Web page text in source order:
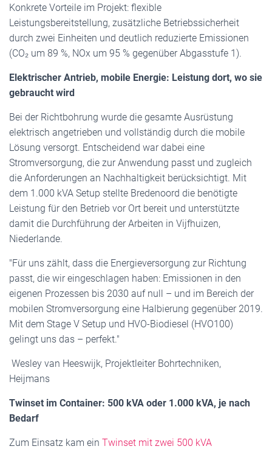
Konkrete Vorteile im Projekt: flexible
Leistungsbereitstellung, zusätzliche Betriebssicherheit
durch zwei Einheiten und deutlich reduzierte Emissionen
(CO₂ um 89 %, NOx um 95 % gegenüber Abgasstufe 1).
Elektrischer Antrieb, mobile Energie: Leistung dort, wo sie
gebraucht wird
Bei der Richtbohrung wurde die gesamte Ausrüstung
elektrisch angetrieben und vollständig durch die mobile
Lösung versorgt. Entscheidend war dabei eine
Stromversorgung, die zur Anwendung passt und zugleich
die Anforderungen an Nachhaltigkeit berücksichtigt. Mit
dem 1.000 kVA Setup stellte Bredenoord die benötigte
Leistung für den Betrieb vor Ort bereit und unterstützte
damit die Durchführung der Arbeiten in Vijfhuizen,
Niederlande.
"Für uns zählt, dass die Energieversorgung zur Richtung
passt, die wir eingeschlagen haben: Emissionen in den
eigenen Prozessen bis 2030 auf null – und im Bereich der
mobilen Stromversorgung eine Halbierung gegenüber 2019.
Mit dem Stage V Setup und HVO-Biodiesel (HVO100)
gelingt uns das – perfekt."
Wesley van Heeswijk, Projektleiter Bohrtechniken,
Heijmans
Twinset im Container: 500 kVA oder 1.000 kVA, je nach
Bedarf
Zum Einsatz kam ein Twinset mit zwei 500 kVA